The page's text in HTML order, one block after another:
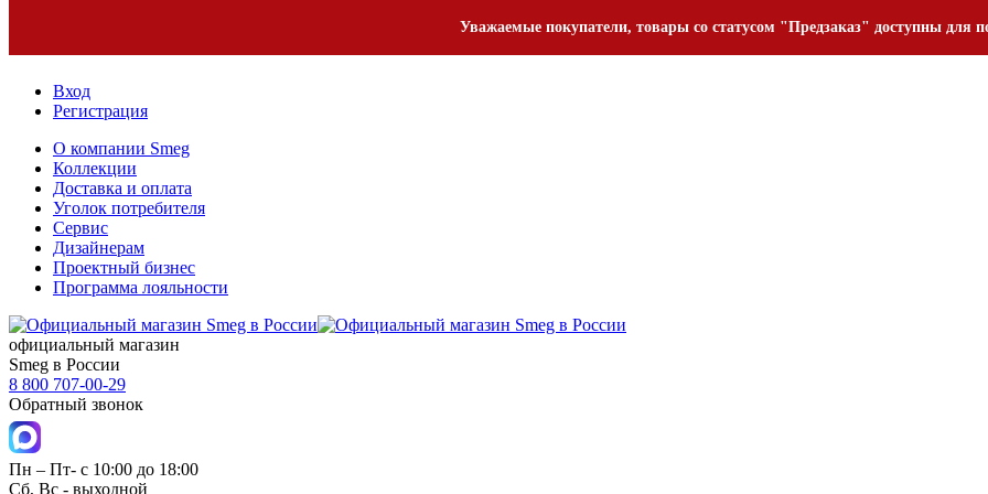
Уважаемые покупатели, товары со статусом "Предзаказ" доступны для
Вход
Регистрация
О компании Smeg
Коллекции
Доставка и оплата
Уголок потребителя
Сервис
Дизайнерам
Проектный бизнес
Программа лояльности
официальный магазин
Smeg в России
8 800 707-00-29
Обратный звонок
Пн – Пт- с 10:00 до 18:00
Сб, Вс - выходной